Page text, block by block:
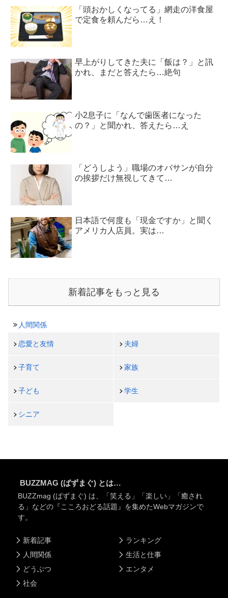
「頭おかしくなってる」網走の洋食屋
で定食を頼んだら…え！
早上がりしてきた夫に「飯は？」と訊
かれ、まだと答えたら…絶句
小2息子に「なんで歯医者になった
の？」と聞かれ、答えたら…え
「どうしよう」職場のオバサンが自分
の挨拶だけ無視してきて…
日本語で何度も「現金ですか」と聞く
アメリカ人店員。実は…
新着記事をもっと見る
人間関係
恋愛と友情 夫婦
子育て 家族
子ども 学生
シニア
BUZZMAG (ばずまぐ) とは…
BUZZmag (ばずまぐ) は、「笑える」「楽しい」「癒され
る」などの『こころおどる話題』を集めたWebマガジンで
す。
新着記事
人間関係
どうぶつ
社会
ランキング
生活と仕事
エンタメ